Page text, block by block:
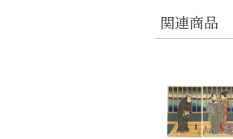
関連商品